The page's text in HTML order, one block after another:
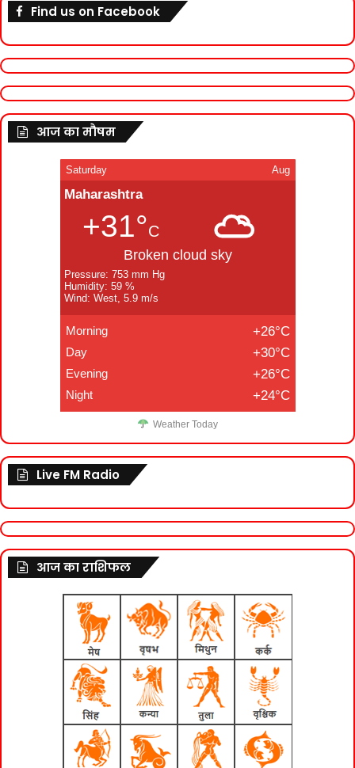
Find us on Facebook
आज का मौषम
Saturday Aug
Maharashtra
+31°C
Broken cloud sky
Pressure: 753 mm Hg
Humidity: 59 %
Wind: West, 5.9 m/s
Morning +26°C
Day +30°C
Evening +26°C
Night +24°C
Weather Today
Live FM Radio
आज का राशिफल